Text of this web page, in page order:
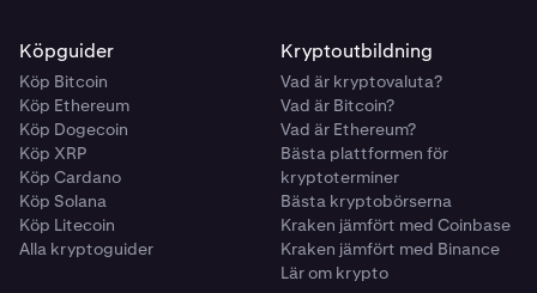
Köpguider
Köp Bitcoin
Köp Ethereum
Köp Dogecoin
Köp XRP
Köp Cardano
Köp Solana
Köp Litecoin
Alla kryptoguider
Kryptoutbildning
Vad är kryptovaluta?
Vad är Bitcoin?
Vad är Ethereum?
Bästa plattformen för
kryptoterminer
Bästa kryptobörserna
Kraken jämfört med Coinbase
Kraken jämfört med Binance
Lär om krypto